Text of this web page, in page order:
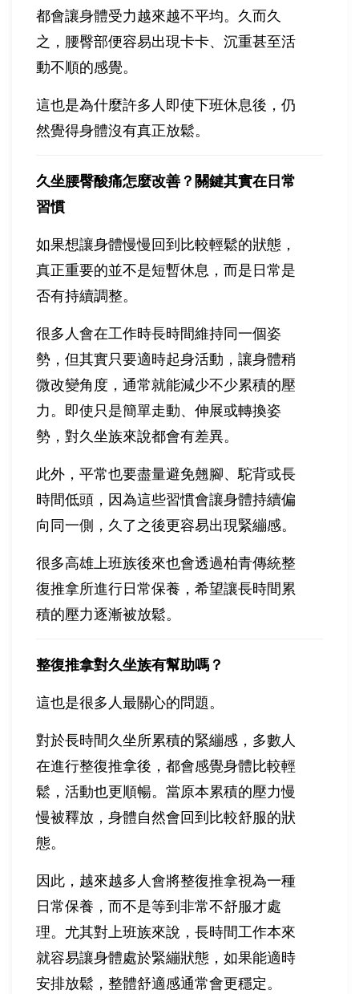
都會讓身體受力越來越不平均。久而久
之，腰臀部便容易出現卡卡、沉重甚至活
動不順的感覺。
這也是為什麼許多人即使下班休息後，仍
然覺得身體沒有真正放鬆。
久坐腰臀酸痛怎麼改善？關鍵其實在日常
習慣
如果想讓身體慢慢回到比較輕鬆的狀態，
真正重要的並不是短暫休息，而是日常是
否有持續調整。
很多人會在工作時長時間維持同一個姿
勢，但其實只要適時起身活動，讓身體稍
微改變角度，通常就能減少不少累積的壓
力。即使只是簡單走動、伸展或轉換姿
勢，對久坐族來說都會有差異。
此外，平常也要盡量避免翹腳、駝背或長
時間低頭，因為這些習慣會讓身體持續偏
向同一側，久了之後更容易出現緊繃感。
很多高雄上班族後來也會透過柏青傳統整
復推拿所進行日常保養，希望讓長時間累
積的壓力逐漸被放鬆。
整復推拿對久坐族有幫助嗎？
這也是很多人最關心的問題。
對於長時間久坐所累積的緊繃感，多數人
在進行整復推拿後，都會感覺身體比較輕
鬆，活動也更順暢。當原本累積的壓力慢
慢被釋放，身體自然會回到比較舒服的狀
態。
因此，越來越多人會將整復推拿視為一種
日常保養，而不是等到非常不舒服才處
理。尤其對上班族來說，長時間工作本來
就容易讓身體處於緊繃狀態，如果能適時
安排放鬆，整體舒適感通常會更穩定。